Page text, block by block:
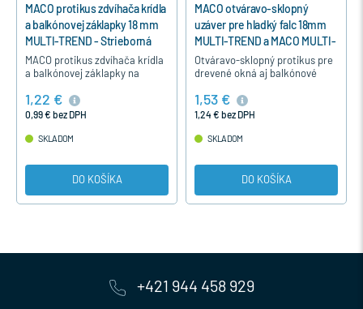
MACO protikus zdvíhača krídla
a balkónovej záklapky 18 mm
MULTI-TREND - Strieborná
MACO protikus zdvíhača krídla
a balkónovej záklapky na
18 mm, pre okná okuté s
kovaním MACO MULTI-TREND.
1,22 €
0,99 € bez DPH
SKLADOM
DO KOŠÍKA
MACO otváravo-sklopný
uzáver pre hladký falc 18mm
MULTI-TREND a MACO MULTI-
MATIC
Otváravo-sklopný protikus pre
drevené okná aj balkónové
pre kovanie MACO MULTI-
TREND a MACO MULTI-MATIC.
1,53 €
1,24 € bez DPH
SKLADOM
DO KOŠÍKA
+421 944 458 929